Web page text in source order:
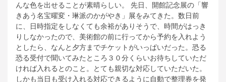
んな色を出せることが素晴らしい。 先日、開館記念展の「響
きあう名宝曜変・琳派のかがやき」展をみてきた。数日前
に、日時指定をしなくても余裕がありそうで、時間がはっき
りしなかったので、美術館の前に行ってから予約を入れよう
としたら、なんと夕方までチケットがいっぱいだった。恐る
恐る受付で聞いてみたところ３０分くらいお待ちしていただ
ければ入れるとのこと。とても親切な対応していただいた。
しかも当日も受け入れる対応できるように自動で整理券を発